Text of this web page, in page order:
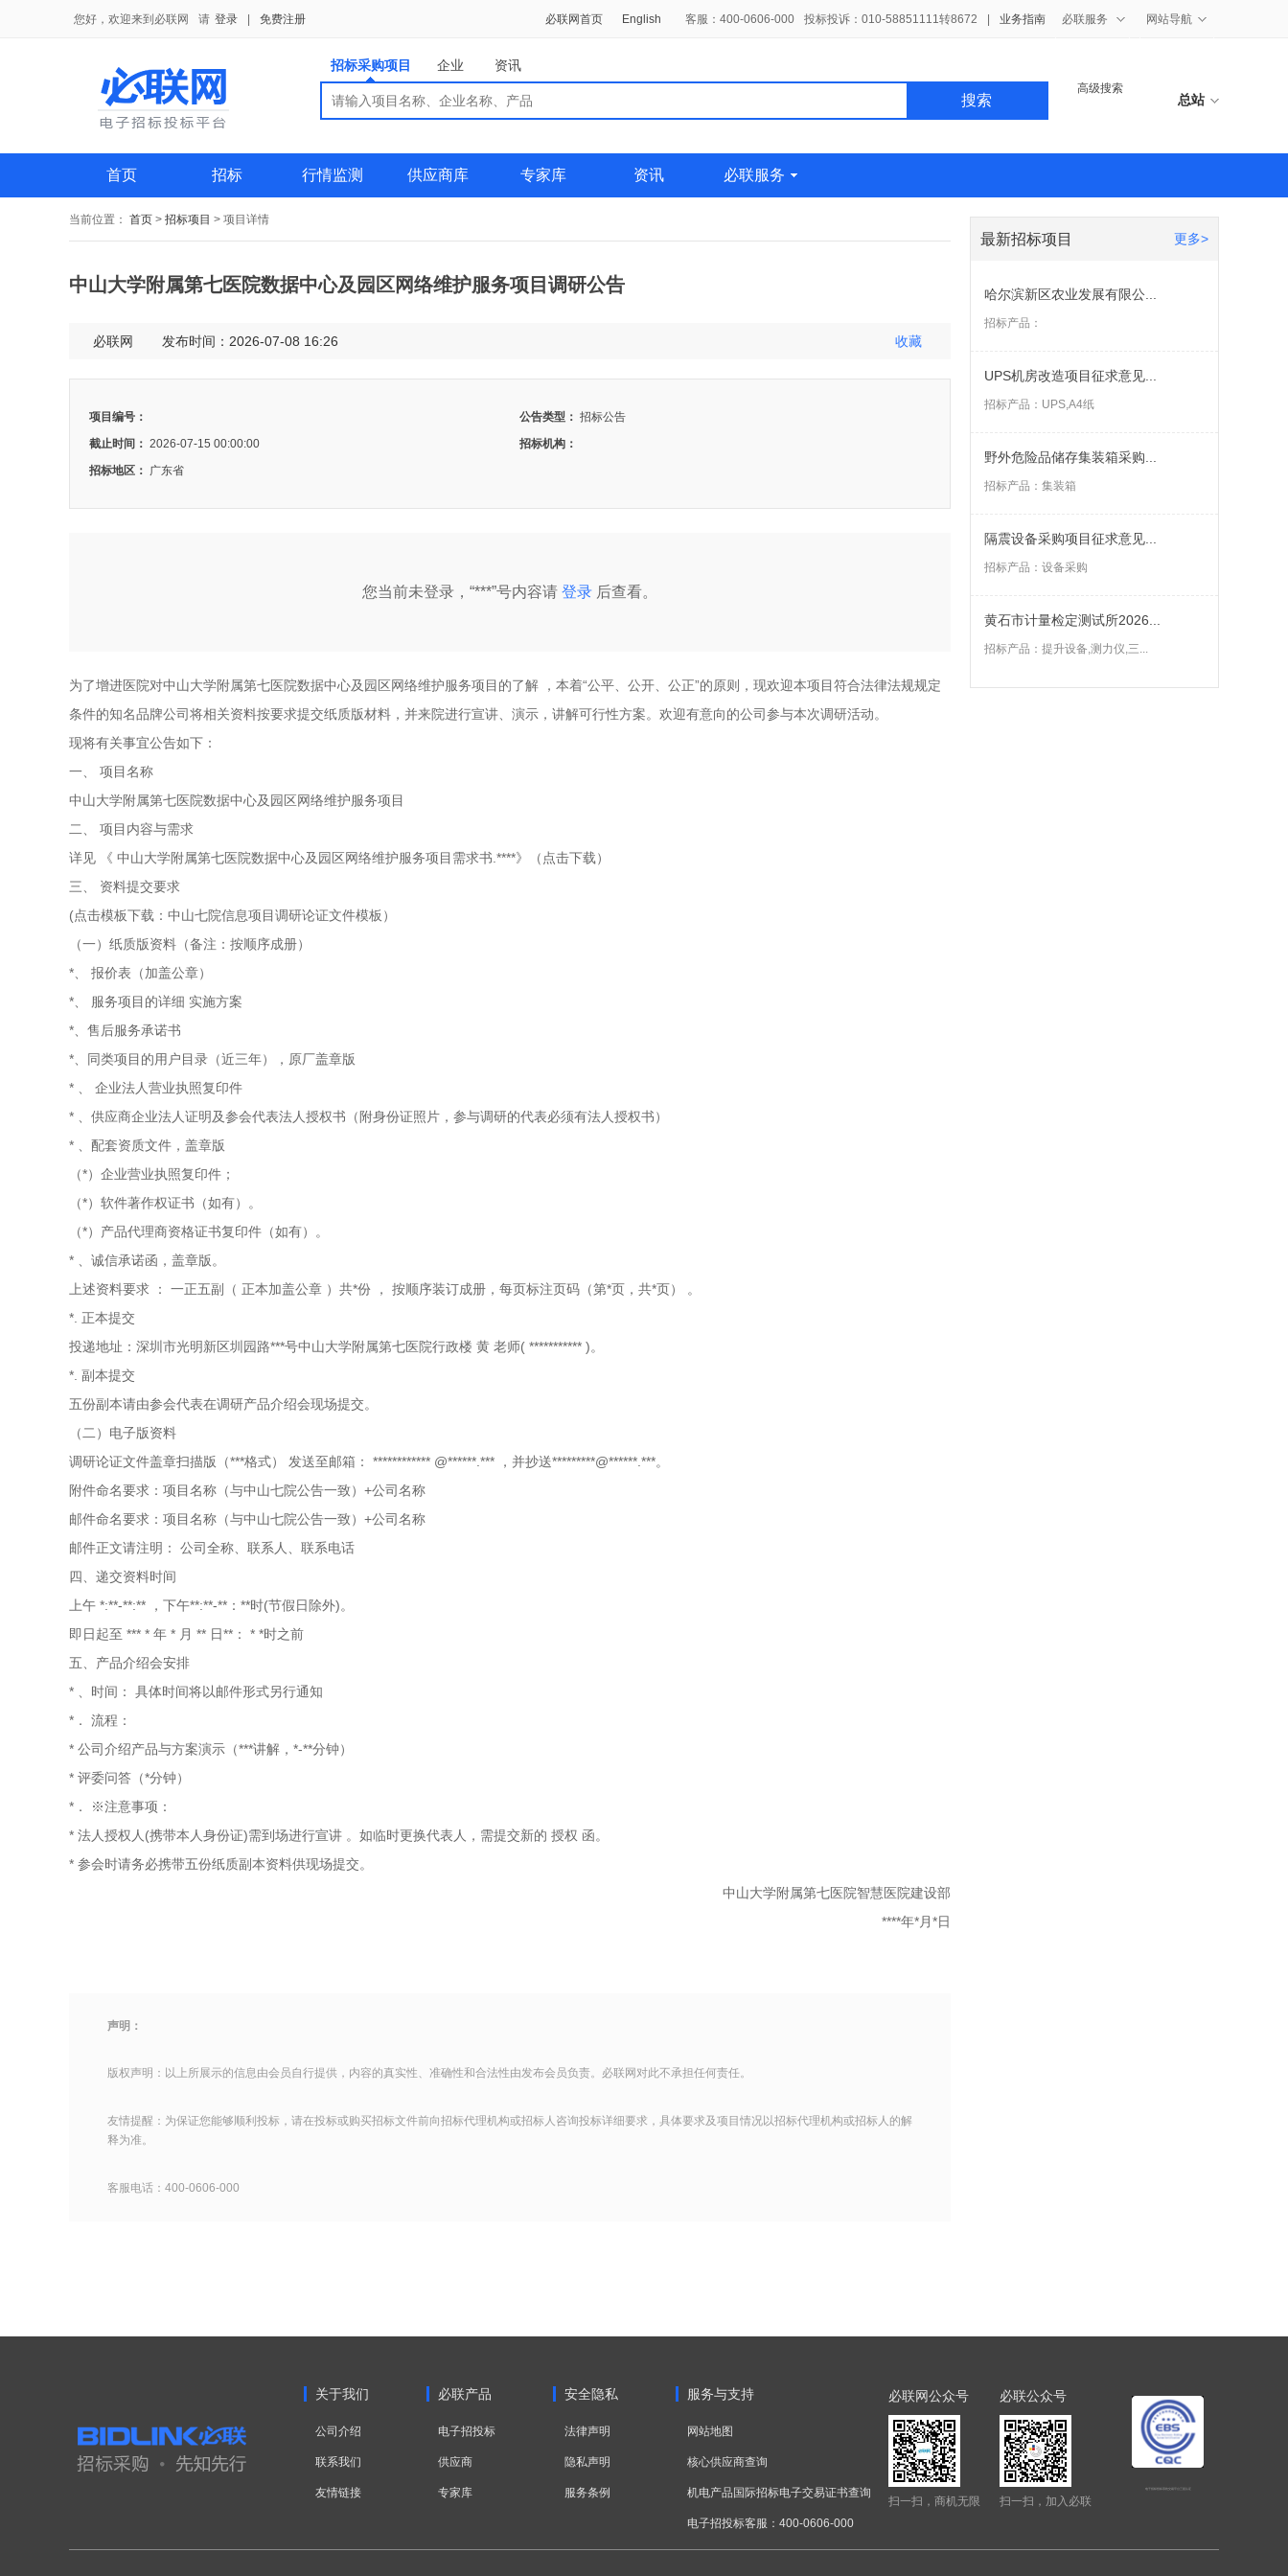
必联网首页 English 客服：400-0606-000 投标投诉：010-58851111转8672 业务指南 必联服务 网站导航
您好，欢迎来到必联网 请 登录 免费注册
招标采购项目 企业 资讯
搜索
高级搜索
总站
首页 招标 行情监测 供应商库 专家库 资讯 必联服务
当前位置： 首页 > 招标项目 > 项目详情
中山大学附属第七医院数据中心及园区网络维护服务项目调研公告
必联网 发布时间：2026-07-08 16:26 收藏
项目编号： 公告类型： 招标公告
截止时间： 2026-07-15 00:00:00
招标机构：
招标地区： 广东省
您当前未登录，“***”号内容请 登录 后查看。
为了增进医院对中山大学附属第七医院数据中心及园区网络维护服务项目的了解
，本着“公平、公开、公正”的原则，现欢迎本项目符合法律法规规定
条件的知名品牌公司将相关资料按要求提交纸质版材料，并来院进行宣讲、演示，讲解可行性方案。欢迎有意向的公司参与本次调研活动。
现将有关事宜公告如下：
一、
项目名称
中山大学附属第七医院数据中心及园区网络维护服务项目
二、
项目内容与需求
详见
《 中山大学附属第七医院数据中心及园区网络维护服务项目需求书.****》（点击下载）
三、
资料提交要求
(点击模板下载：中山七院信息项目调研论证文件模板）
（一）纸质版资料（备注：按顺序成册）
*、
报价表（加盖公章）
*、
服务项目的详细 实施方案
*、售后服务承诺书
*、同类项目的用户目录（近三年），原厂盖章版
*
企业法人营业执照复印件
*
、供应商企业法人证明及参会代表法人授权书（附身份证照片，参与调研的代表必须有法人授权书）
*
、配套资质文件，盖章版
（*）企业营业执照复印件；
（*）软件著作权证书（如有）。
（*）产品代理商资格证书复印件（如有）。
*
、诚信承诺函，盖章版。
上述资料要求
： 一正五副（ 正本加盖公章 ）共*份 ， 按顺序装订成册，每页标注页码（第*页，共*页）
。
*. 正本提交
投递地址：深圳市光明新区圳园路***号中山大学附属第七医院行政楼 黄 老师( *********** )。
*. 副本提交
五份副本请由参会代表在调研产品介绍会现场提交。
（二）电子版资料
调研论证文件盖章扫描版（***格式）
发送至邮箱： ************ @******.***
，并抄送*********@******.***。
附件命名要求：项目名称（与中山七院公告一致）+公司名称
邮件命名要求：项目名称（与中山七院公告一致）+公司名称
邮件正文请注明：
公司全称、联系人、联系电话
四、递交资料时间
上午 *:**-**:**
，下午**:**-**：**时(节假日除外)。
即日起至 *** * 年 * 月 ** 日**： * *时之前
五、产品介绍会安排
*
、时间：
具体时间将以邮件形式另行通知
*．
流程：
* 公司介绍产品与方案演示（***讲解，*-**分钟）
* 评委问答（*分钟）
*．
※注意事项：
* 法人授权人(携带本人身份证)需到场进行宣讲 。如临时更换代表人，需提交新的 授权 函。
* 参会时请务必携带五份纸质副本资料供现场提交。
中山大学附属第七医院智慧医院建设部
****年*月*日
声明：
版权声明：以上所展示的信息由会员自行提供，内容的真实性、准确性和合法性由发布会员负责。必联网对此不承担任何责任。
友情提醒：为保证您能够顺利投标，请在投标或购买招标文件前向招标代理机构或招标人咨询投标详细要求，具体要求及项目情况以招标代理机构或招标人的解
释为准。
客服电话：400-0606-000
最新招标项目 更多>
哈尔滨新区农业发展有限公...
招标产品：
UPS机房改造项目征求意见...
招标产品： UPS,A4纸
野外危险品储存集装箱采购...
招标产品： 集装箱
隔震设备采购项目征求意见...
招标产品： 设备采购
黄石市计量检定测试所2026...
招标产品： 提升设备,测力仪,三...
关于我们
公司介绍
联系我们
友情链接
必联产品
电子招投标
供应商
专家库
安全隐私
法律声明
隐私声明
服务条例
服务与支持
网站地图
核心供应商查询
机电产品国际招标电子交易证书查询
电子招投标客服：400-0606-000
必联网公众号
扫一扫，商机无限
必联公众号
扫一扫，加入必联
电子招标投标系统交易平台三星认证